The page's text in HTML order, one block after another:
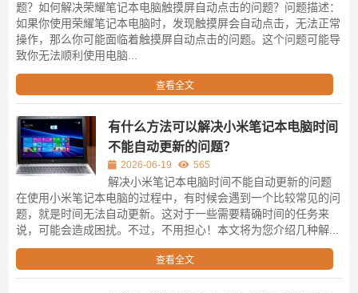
题？如何解决荣耀笔记本电脑触摸屏自动点击的问题？问题描述：
如果你使用荣耀笔记本电脑时，发现触摸屏会自动点击，无法正常
操作，那么你可能面临着触摸屏自动点击的问题。这个问题可能导
致你无法顺利使用电脑...
查看全文
有什么方法可以解决小米笔记本电脑时间
不能自动更新的问题？
2026-06-19 565
解决小米笔记本电脑时间不能自动更新的问题
在使用小米笔记本电脑的过程中，有时候会遇到一个比较常见的问
题，就是时间无法自动更新。这对于一些需要精确时间的任务来
说，可能会造成困扰。不过，不用担心！本文将为您介绍几种解...
查看全文